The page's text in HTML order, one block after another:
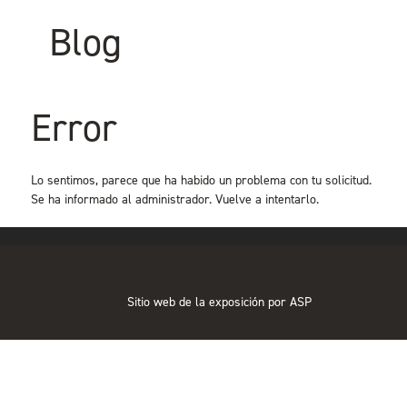
Blog
Error
Lo sentimos, parece que ha habido un problema con tu solicitud.
Se ha informado al administrador. Vuelve a intentarlo.
Sitio web de la exposición por ASP